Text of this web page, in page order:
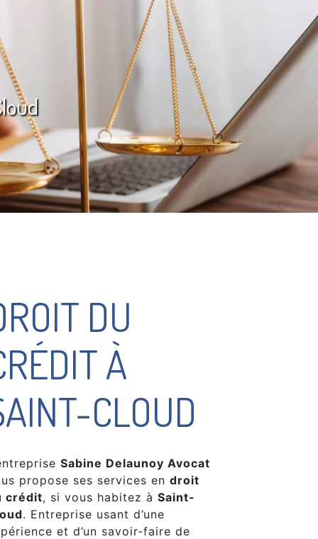
DU
À
CLOUD
Sabine Delaunoy Avocat
propose ses services en droit
crédit, si vous habitez à Saint-
. Entreprise usant d’une
et d’un savoir-faire de